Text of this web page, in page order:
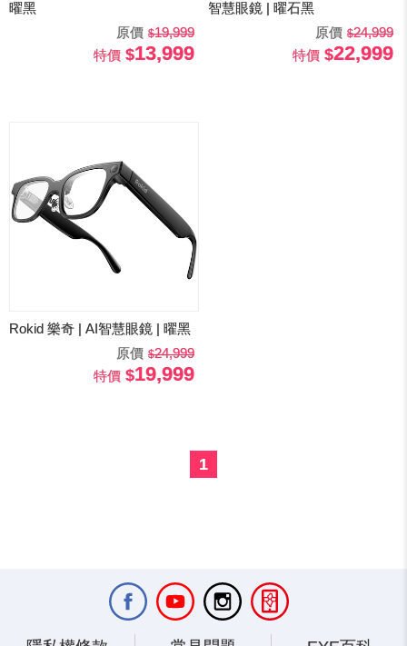
曜黑
原價
19,999
特價
13,999
智慧眼鏡 | 曜石黑
原價
24,999
特價
22,999
Rokid 樂奇 | AI智慧眼鏡 | 曜黑
原價
24,999
特價
19,999
1